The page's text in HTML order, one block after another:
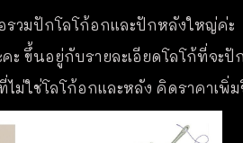
รวมปักโลโก้อกและปักหลังใหญ่ค่ะ
ขึ้นอยู่กับรายละเอียดโลโก้ที่จะปั
ม่ใช่โลโก้อกและหลัง คิดราคาเพิ่